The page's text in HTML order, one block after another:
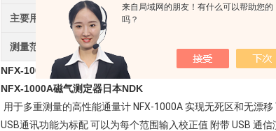
来自局域网的朋友！有什么可以帮助您的
吗？
主要用途 磁气测定器
测量范围 1～99.99×104
NFX-1000A磁气测定器日本NDK
NFX-1000A磁气测定器日本NDK
用于多重测量的高性能通量计 NFX-1000A 实现无死区和无漂
USB通讯功能为标配 可以为每个范围输入校正值 附带 USB 通信